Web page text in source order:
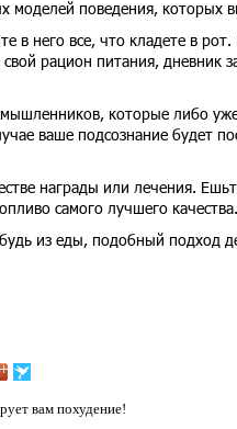
моделей поведения, которых
в него все, что кладете в
рацион питания, дневник
которые либо
ваше подсознание будет
награды или лечения.
самого лучшего качества.
из еды, подобный подход
вам похудение!